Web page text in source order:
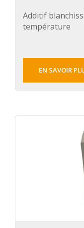
Additif
température
EN SAVOIR